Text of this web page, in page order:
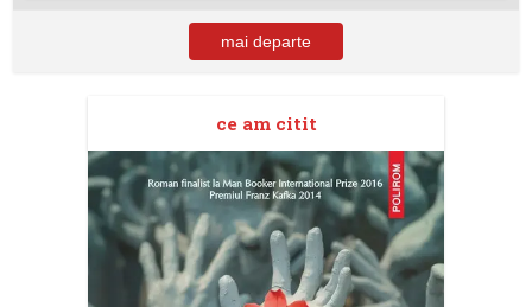
mai departe
ce am citit